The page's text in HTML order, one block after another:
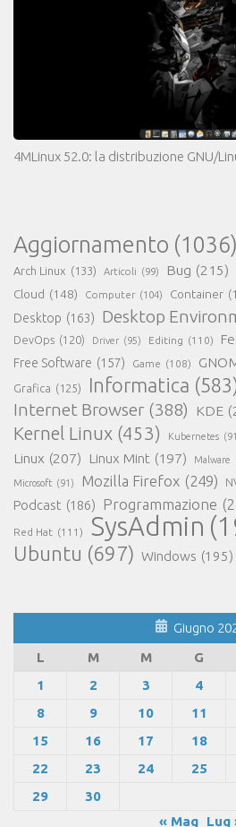
4MLinux 52.0: la distribuzione GNU/
Aggiornamento (1036)
Arch Linux (133) Articoli (99) Bug (215)
Cloud (148) Computer (104) Container
Desktop (163) Desktop
DevOps (120) Driver (95) Editing (110)
Free Software (157) Game (108)
Grafica (125) Informatica
Internet Browser (388) KDE
Kernel Linux (453) Kubernetes
Linux (207) Linux Mint (197) Malware
Microsoft (91) Mozilla Firefox (249)
Podcast (186) Programmazione
Red Hat (111) SysAdmin
Ubuntu (697) Windows (195)
Giugno
L
M M G
1
2 3 4
8
9 10 11
15
16 17 18
22
23 24 25
29
30
« Mag
Lug